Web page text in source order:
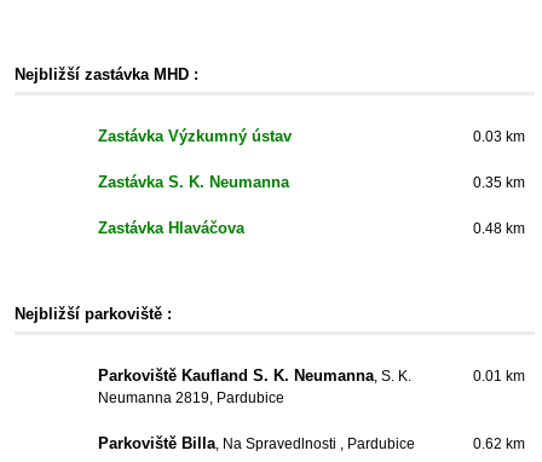
Nejbližší zastávka MHD :
Zastávka Výzkumný ústav 0.03 km
Zastávka S. K. Neumanna 0.35 km
Zastávka Hlaváčova 0.48 km
Nejbližší parkoviště :
Parkoviště Kaufland S. K. Neumanna, S. K.
Neumanna 2819, Pardubice
0.01 km
Parkoviště Billa, Na Spravedlnosti , Pardubice 0.62 km